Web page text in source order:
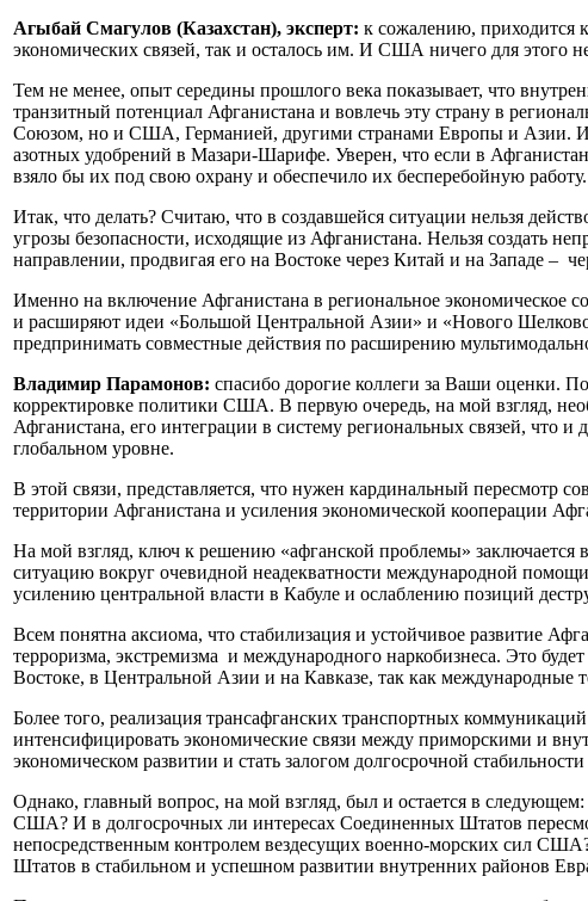
Агыбай Смагулов (Казахстан), эксперт: к сожалению, приходится
экономических связей, так и осталось им. И США ничего для этого
Тем не менее, опыт середины прошлого века показывает, что
транзитный потенциал Афганистана и вовлечь эту страну в
Союзом, но и США, Германией, другими странами Европы и Азии. И
азотных удобрений в Мазари-Шарифе. Уверен, что если в
взяло бы их под свою охрану и обеспечило их бесперебойную работу.
Итак, что делать? Считаю, что в создавшейся ситуации нельзя
угрозы безопасности, исходящие из Афганистана. Нельзя создать
направлении, продвигая его на Востоке через Китай и на Западе –
Именно на включение Афганистана в региональное
и расширяют идеи «Большой Центральной Азии» и «Нового
предпринимать совместные действия по расширению
Владимир Парамонов: спасибо дорогие коллеги за Ваши оценки.
корректировке политики США. В первую очередь, на мой взгляд,
Афганистана, его интеграции в систему региональных связей,
глобальном уровне.
В этой связи, представляется, что нужен кардинальный
территории Афганистана и усиления экономической кооперации
На мой взгляд, ключ к решению «афганской проблемы» заключается
ситуацию вокруг очевидной неадекватности международной
усилению центральной власти в Кабуле и ослаблению позиций
Всем понятна аксиома, что стабилизация и устойчивое развитие
терроризма, экстремизма и международного наркобизнеса. Это
Востоке, в Центральной Азии и на Кавказе, так как международные
Более того, реализация трансафганских транспортных
интенсифицировать экономические связи между приморскими и
экономическом развитии и стать залогом долгосрочной
Однако, главный вопрос, на мой взгляд, был и остается в
США? И в долгосрочных ли интересах Соединенных Штатов
непосредственным контролем вездесущих военно-морских сил
Штатов в стабильном и успешном развитии внутренних районов